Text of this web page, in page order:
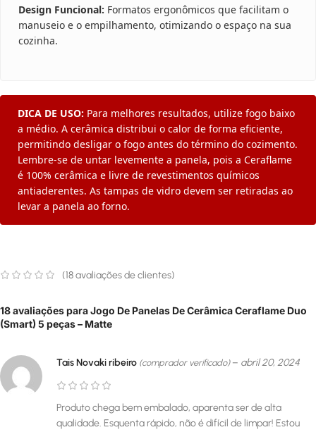
Design Funcional: Formatos ergonômicos que facilitam o
manuseio e o empilhamento, otimizando o espaço na sua
cozinha.
DICA DE USO: Para melhores resultados, utilize fogo baixo
a médio. A cerâmica distribui o calor de forma eficiente,
permitindo desligar o fogo antes do término do cozimento.
Lembre-se de untar levemente a panela, pois a Ceraflame
é 100% cerâmica e livre de revestimentos químicos
antiaderentes. As tampas de vidro devem ser retiradas ao
levar a panela ao forno.
(18avaliações de clientes)
18 avaliações paraJogo De Panelas De Cerâmica Ceraflame Duo
(Smart) 5 peças – Matte
Tais Novaki ribeiro (comprador verificado) – abril 20, 2024
Produto chega bem embalado, aparenta ser de alta
qualidade. Esquenta rápido, não é difícil de limpar! Estou